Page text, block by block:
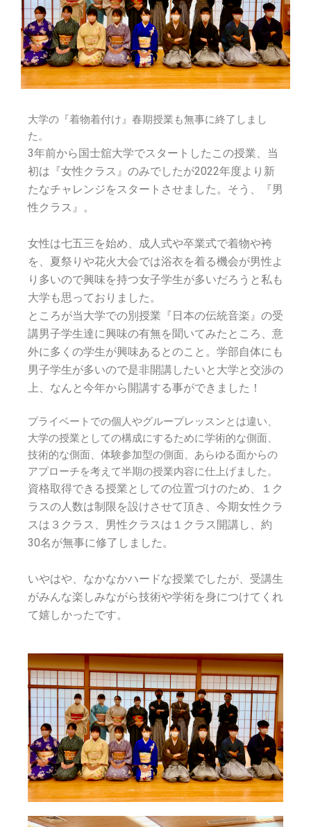
大学の『着物着付け』春期授業も無事に終了しまし
た。
3年前から国士舘大学でスタートしたこの授業、当
初は『女性クラス』のみでしたが2022年度より新
たなチャレンジをスタートさせました。そう、『男
性クラス』。
女性は七五三を始め、成人式や卒業式で着物や袴
を、夏祭りや花火大会では浴衣を着る機会が男性よ
り多いので興味を持つ女子学生が多いだろうと私も
大学も思っておりました。
ところが当大学での別授業『日本の伝統音楽』の受
講男子学生達に興味の有無を聞いてみたところ、意
外に多くの学生が興味あるとのこと。学部自体にも
男子学生が多いので是非開講したいと大学と交渉の
上、なんと今年から開講する事ができました！
プライベートでの個人やグループレッスンとは違い、
大学の授業としての構成にするために学術的な側面、
技術的な側面、体験参加型の側面、あらゆる面からの
アプローチを考えて半期の授業内容に仕上げました。
資格取得できる授業としての位置づけのため、１ク
ラスの人数は制限を設けさせて頂き、今期女性クラ
スは３クラス、男性クラスは１クラス開講し、約
30名が無事に修了しました。
いやはや、なかなかハードな授業でしたが、受講生
がみんな楽しみながら技術や学術を身につけてくれ
て嬉しかったです。